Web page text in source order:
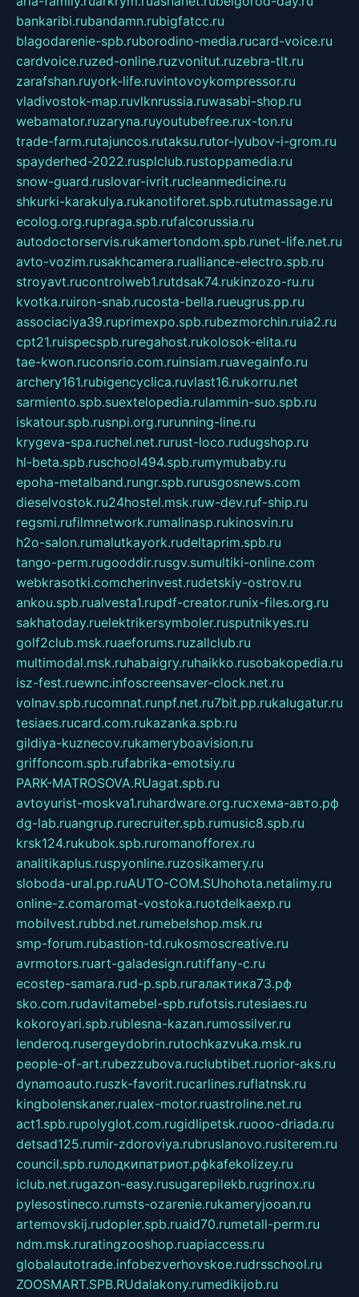
bankaribi.rubandamn.rubigfatcc.ru
blagodarenie-spb.ruborodino-media.rucard-voice.ru
cardvoice.ruzed-online.ruzvonitut.ruzebra-tlt.ru
zarafshan.ruyork-life.ruvintovoykompressor.ru
vladivostok-map.ruvlknrussia.ruwasabi-shop.ru
webamator.ruzaryna.ruyoutubefree.rux-ton.ru
trade-farm.rutajuncos.rutaksu.rutor-lyubov-i-grom.ru
spayderhed-2022.rusplclub.rustoppamedia.ru
snow-guard.ruslovar-ivrit.rucleanmedicine.ru
shkurki-karakulya.rukanotiforet.spb.rututmassage.ru
ecolog.org.rupraga.spb.rufalcorussia.ru
autodoctorservis.rukamertondom.spb.runet-life.net.ru
avto-vozim.rusakhcamera.rualliance-electro.spb.ru
stroyavt.rucontrolweb1.rutdsak74.rukinzozo-ru.ru
kvotka.ruiron-snab.rucosta-bella.rueugrus.pp.ru
associaciya39.ruprimexpo.spb.rubezmorchin.ruia2.ru
cpt21.ruispecspb.ruregahost.rukolosok-elita.ru
tae-kwon.ruconsrio.com.ruinsiam.ruavegainfo.ru
archery161.rubigencyclica.ruvlast16.rukorru.net
sarmiento.spb.suextelopedia.rulammin-suo.spb.ru
iskatour.spb.rusnpi.org.rurunning-line.ru
krygeva-spa.ruchel.net.rurust-loco.rudugshop.ru
hl-beta.spb.ruschool494.spb.rumymubaby.ru
epoha-metalband.rungr.spb.rurusgosnews.com
dieselvostok.ru24hostel.msk.ruw-dev.ruf-ship.ru
regsmi.rufilmnetwork.rumalinasp.rukinosvin.ru
h2o-salon.rumalutkayork.rudeltaprim.spb.ru
tango-perm.rugooddir.rusgv.sumultiki-online.com
webkrasotki.comcherinvest.rudetskiy-ostrov.ru
ankou.spb.rualvesta1.rupdf-creator.runix-files.org.ru
sakhatoday.ruelektrikersymboler.rusputnikyes.ru
golf2club.msk.ruaeforums.ruzallclub.ru
multimodal.msk.ruhabaigry.ruhaikko.rusobakopedia.ru
isz-fest.ruewnc.infoscreensaver-clock.net.ru
volnav.spb.rucomnat.runpf.net.ru7bit.pp.rukalugatur.ru
tesiaes.rucard.com.rukazanka.spb.ru
gildiya-kuznecov.rukameryboavision.ru
griffoncom.spb.rufabrika-emotsiy.ru
PARK-MATROSOVA.RUagat.spb.ru
avtoyurist-moskva1.ruhardware.org.ruсхема-авто.рф
dg-lab.ruangrup.rurecruiter.spb.rumusic8.spb.ru
krsk124.rukubok.spb.ruromanofforex.ru
analitikaplus.ruspyonline.ruzosikamery.ru
sloboda-ural.pp.ruAUTO-COM.SUhohota.netalimy.ru
online-z.comaromat-vostoka.ruotdelkaexp.ru
mobilvest.rubbd.net.rumebelshop.msk.ru
smp-forum.rubastion-td.rukosmoscreative.ru
avrmotors.ruart-galadesign.rutiffany-c.ru
ecostep-samara.rud-p.spb.ruгалактика73.рф
sko.com.rudavitamebel-spb.rufotsis.rutesiaes.ru
kokoroyari.spb.rublesna-kazan.rumossilver.ru
lenderoq.rusergeydobrin.rutochkazvuka.msk.ru
people-of-art.rubezzubova.ruclubtibet.ruorior-aks.ru
dynamoauto.ruszk-favorit.rucarlines.ruflatnsk.ru
kingbolenskaner.rualex-motor.ruastroline.net.ru
act1.spb.rupolyglot.com.rugidlipetsk.ruooo-driada.ru
detsad125.rumir-zdoroviya.rubruslanovo.rusiterem.ru
council.spb.ruлодкипатриот.рфkafekolizey.ru
iclub.net.rugazon-easy.rusugarepilekb.rugrinox.ru
pylesostineco.rumsts-ozarenie.rukameryjooan.ru
artemovskij.rudopler.spb.ruaid70.rumetall-perm.ru
ndm.msk.ruratingzooshop.ruapiaccess.ru
globalautotrade.infobezverhovskoe.rudrsschool.ru
ZOOSMART.SPB.RUdalakony.rumedikijob.ru